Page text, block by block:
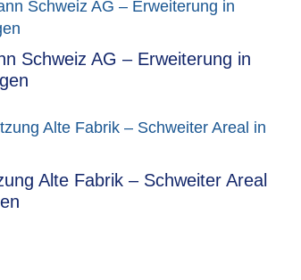
Schweiz AG – Erweiterung in
Alte Fabrik – Schweiter Areal